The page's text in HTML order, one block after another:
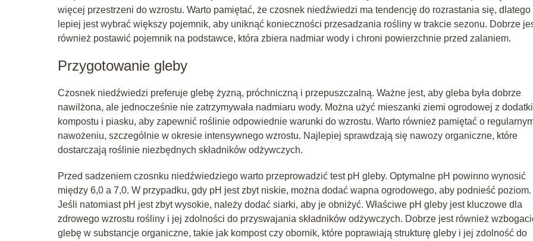
więcej przestrzeni do wzrostu. Warto pamiętać, że czosnek niedźwiedzi ma tendencję do rozrastania się, dlatego
lepiej jest wybrać większy pojemnik, aby uniknąć konieczności przesadzania rośliny w trakcie sezonu. Dobrze
również postawić pojemnik na podstawce, która zbiera nadmiar wody i chroni powierzchnie przed zalaniem.
Przygotowanie gleby
Czosnek niedźwiedzi preferuje glebę żyzną, próchniczną i przepuszczalną. Ważne jest, aby gleba była dobrze
nawilżona, ale jednocześnie nie zatrzymywała nadmiaru wody. Można użyć mieszanki ziemi ogrodowej z
kompostu i piasku, aby zapewnić roślinie odpowiednie warunki do wzrostu. Warto również pamiętać o
nawożeniu, szczególnie w okresie intensywnego wzrostu. Najlepiej sprawdzają się nawozy organiczne, które
dostarczają roślinie niezbędnych składników odżywczych.
Przed sadzeniem czosnku niedźwiedziego warto przeprowadzić test pH gleby. Optymalne pH powinno wynosić
między 6,0 a 7,0. W przypadku, gdy pH jest zbyt niskie, można dodać wapna ogrodowego, aby podnieść poziom.
Jeśli natomiast pH jest zbyt wysokie, należy dodać siarki, aby je obniżyć. Właściwe pH gleby jest kluczowe dla
zdrowego wzrostu rośliny i jej zdolności do przyswajania składników odżywczych. Dobrze jest również
glebę w substancje organiczne, takie jak kompost czy obornik, które poprawiają strukturę gleby i jej zdolność do